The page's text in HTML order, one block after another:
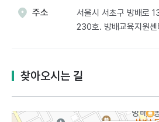
주소
서울시 서초구 방배로
230호. 방배교육지원센
찾아오시는 길